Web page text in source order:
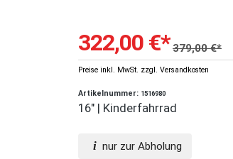
322,00 €*379,00 €*
Preise inkl. MwSt. zzgl. Versandkosten
Artikelnummer: 1516980
16" | Kinderfahrrad
i nur zur Abholung